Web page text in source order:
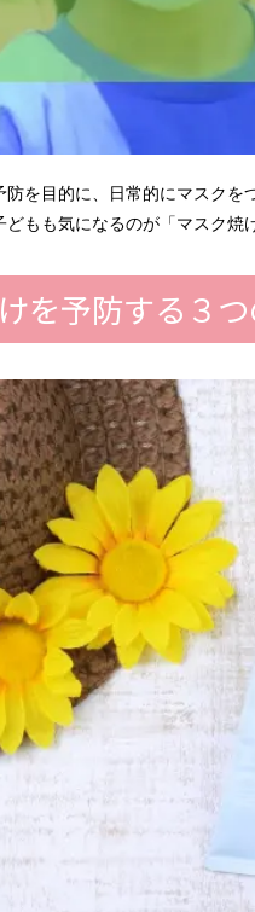
を目的に、日常的にマスクを
もも気になるのが「マスク焼
を予防する３